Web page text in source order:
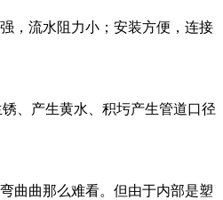
，流水阻力小；安装方便，连接
、产生黄水、积圬产生管道口径
曲曲那么难看。但由于内部是塑